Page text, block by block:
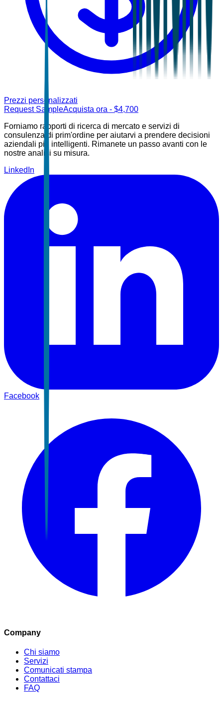
Prezzi personalizzati
Request SampleAcquista ora - $4,700
Forniamo rapporti di ricerca di mercato e servizi di
consulenza di prim'ordine per aiutarvi a prendere decisioni
aziendali più intelligenti. Rimanete un passo avanti con le
nostre analisi su misura.
LinkedIn
Facebook
Company
Chi siamo
Servizi
Comunicati stampa
Contattaci
FAQ